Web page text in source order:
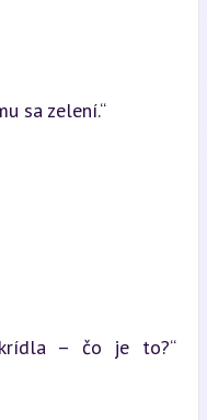
sa zelení.“
– čo je to?“